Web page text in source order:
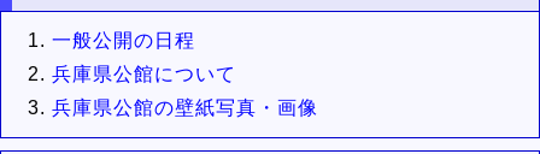
一般公開の日程
兵庫県公館について
兵庫県公館の壁紙写真・画像